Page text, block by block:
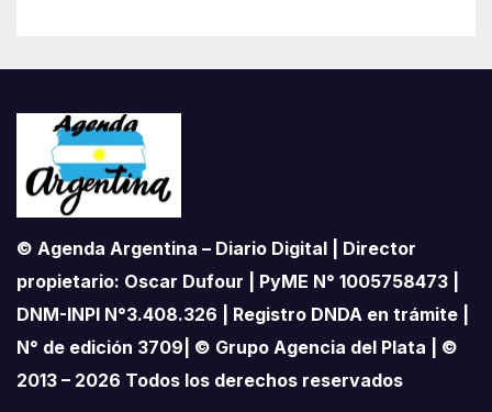
© Agenda Argentina – Diario Digital | Director
propietario: Oscar Dufour | PyME N° 1005758473 |
DNM-INPI N°3.408.326 | Registro DNDA en trámite |
N° de edición 3709| © Grupo Agencia del Plata | ©
2013 – 2026 Todos los derechos reservados